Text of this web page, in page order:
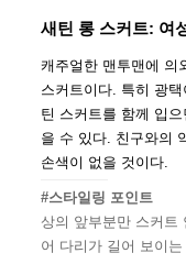
새틴 롱 스커트: 여
캐주얼한 맨투맨에 의
스커트이다. 특히 광
틴 스커트를 함께 입
을 수 있다. 친구와의
손색이 없을 것이다.
#스타일링 포인트
상의 앞부분만 스커트
어 다리가 길어 보이